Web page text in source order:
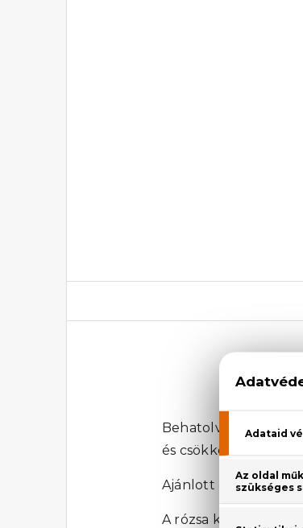
Behatolva a
és csökkenti a finom
Ajánlott bőrtípus:
A rózsa kivonatok